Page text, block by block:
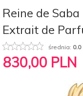
Reine de
Extrait de
średnia: 0.0
830,00 PLN